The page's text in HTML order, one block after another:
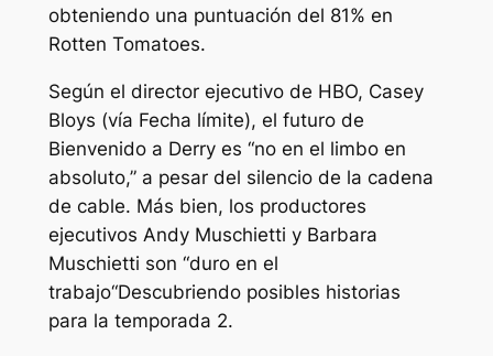
obteniendo una puntuación del 81% en
Rotten Tomatoes.
Según el director ejecutivo de HBO, Casey
Bloys (vía Fecha límite), el futuro de
Bienvenido a Derryes “no en el limbo en
absoluto,” a pesar del silencio de la cadena
de cable. Más bien, los productores
ejecutivos Andy Muschietti y Barbara
Muschietti son “duro en el
trabajo“Descubriendo posibles historias
para la temporada 2.